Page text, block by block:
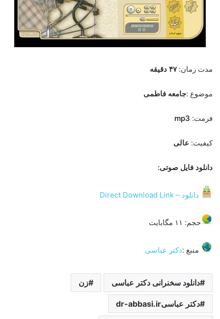
مدت زمان: ۴۷ دقیقه
موضوع :جامعه فاطمی
فرمت: mp3
کیفیت: عالی
دانلود فایل صوتی:
دانلود – Direct Download Link
حجم: ۱۱ مگابایت
منبع :دکتر عباسی
دانلود سخنرانی دکتر عباسی زن
دکتر عباسیdr-abbasi.ir